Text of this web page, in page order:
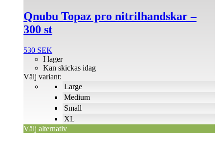
Qnubu Topaz pro nitrilhandskar –
300 st
530 SEK
Large
Medium
Small
XL
I lager
Kan skickas idag
Välj variant:
Välj alternativ
produkten
har
flera
De
olika
alternativen
kan
väljas
produktsidan